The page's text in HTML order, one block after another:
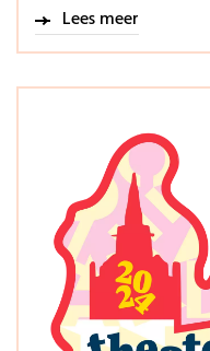
Lees meer